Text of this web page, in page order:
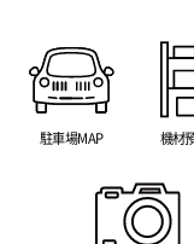
駐車場MAP 機材